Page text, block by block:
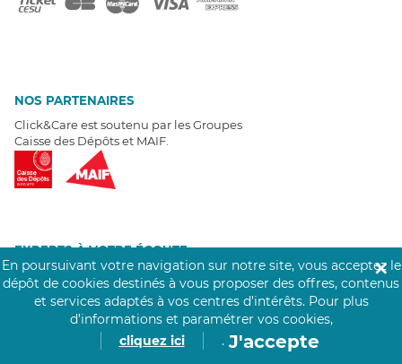
NOS PARTENAIRES
Click&Care est soutenu par les Groupes
Caisse des Dépôts et MAIF.
EXPERTS À VOTRE ÉCOUTE
Un besoin de recrutement ? Click&Care vous accompagne par
téléphone 7/7.
Être rappelé aujourd'hui
En poursuivant votre navigation sur notre site, vous acceptez le
dépôt de cookies destinés à vous proposer des offres, contenus
et services adaptés à vos centres d’intérêts. Pour plus
d’informations et paramétrer vos cookies,
cliquez ici
. J'accepte
✕